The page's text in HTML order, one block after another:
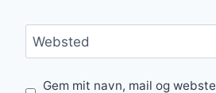
Websted
Gem mit navn, mail og